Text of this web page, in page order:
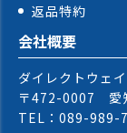
返品特約
会社概要
ダイレクトウェ
〒472-0007 愛
TEL：089-989-